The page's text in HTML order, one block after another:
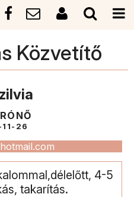
Közvetítő
26
4-5
takarítás.